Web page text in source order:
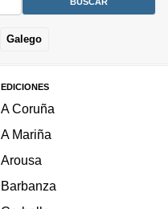
Galego
EDICIONES
A Coruña
A Mariña
Arousa
Barbanza